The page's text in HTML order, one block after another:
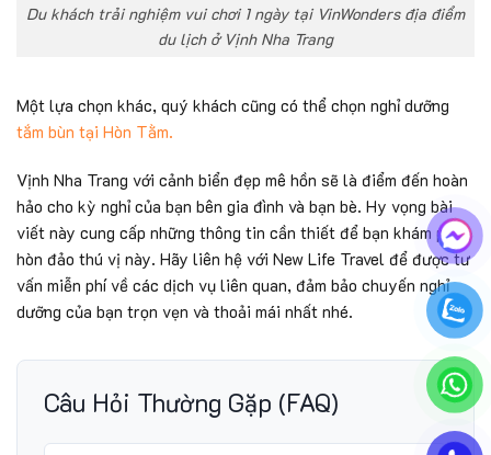
Du khách trải nghiệm vui chơi 1 ngày tại VinWonders địa điểm
du lịch ở Vịnh Nha Trang
Một lựa chọn khác, quý khách cũng có thể chọn nghỉ dưỡng
tắm bùn tại Hòn Tằm.
Vịnh Nha Trang với cảnh biển đẹp mê hồn sẽ là điểm đến hoàn
hảo cho kỳ nghỉ của bạn bên gia đình và bạn bè. Hy vọng bài
viết này cung cấp những thông tin cần thiết để bạn khám phá
hòn đảo thú vị này. Hãy liên hệ với New Life Travel để được tư
vấn miễn phí về các dịch vụ liên quan, đảm bảo chuyến nghỉ
dưỡng của bạn trọn vẹn và thoải mái nhất nhé.
Câu Hỏi Thường Gặp (FAQ)